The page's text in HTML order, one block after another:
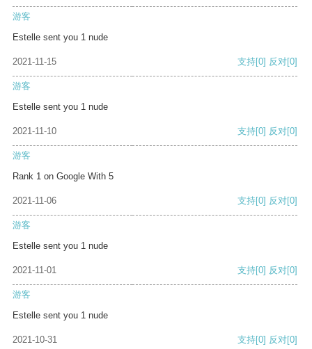
游客
Estelle sent you 1 nude
2021-11-15 支持[0] 反对[0]
游客
Estelle sent you 1 nude
2021-11-10 支持[0] 反对[0]
游客
Rank 1 on Google With 5
2021-11-06 支持[0] 反对[0]
游客
Estelle sent you 1 nude
2021-11-01 支持[0] 反对[0]
游客
Estelle sent you 1 nude
2021-10-31 支持[0] 反对[0]